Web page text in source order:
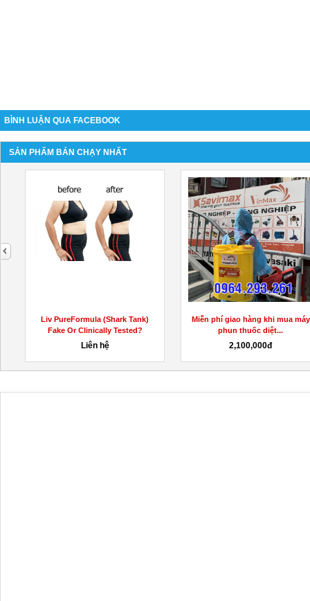
BÌNH LUẬN QUA FACEBOOK
SẢN PHẨM BÁN CHẠY NHẤT
Liv PureFormula (Shark Tank)
Fake Or Clinically Tested?
Liên hệ
Miễn phí giao hàng khi mua máy
phun thuốc diệt...
2,100,000đ
next